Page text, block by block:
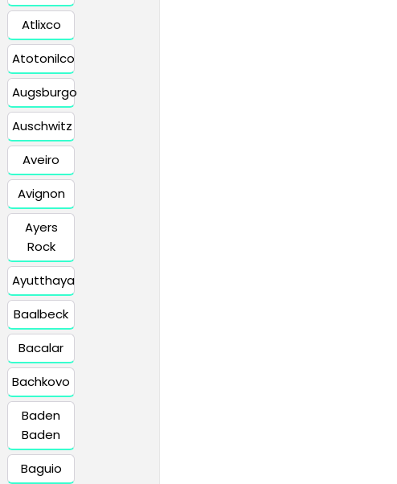
Atlixco
Atotonilco
Augsburgo
Auschwitz
Aveiro
Avignon
Ayers
Rock
Ayutthaya
Baalbeck
Bacalar
Bachkovo
Baden
Baden
Baguio